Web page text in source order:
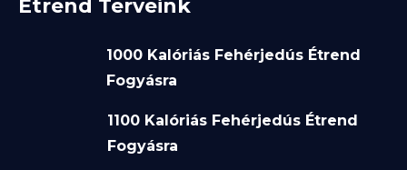
Étrend Terveink
1000 Kalóriás Fehérjedús Étrend
Fogyásra
1100 Kalóriás Fehérjedús Étrend
Fogyásra